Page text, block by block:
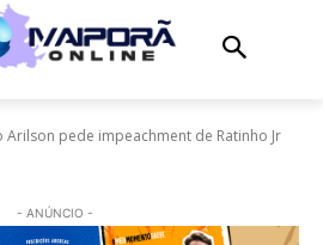
Arilson pede impeachment de Ratinho Jr
- ANÚNCIO -